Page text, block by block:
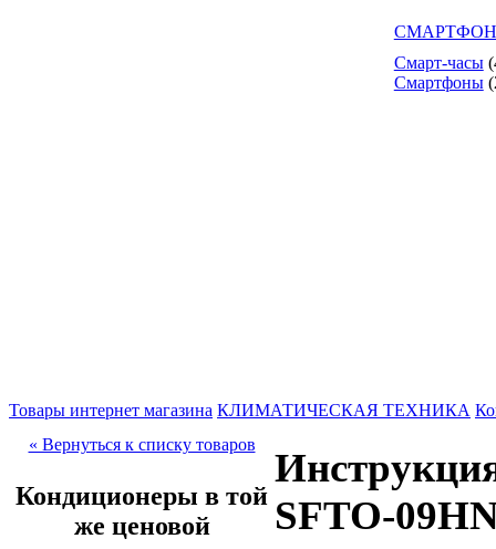
Смарт-часы
Смартфоны
Товары интернет магазина КЛИМАТИЧЕСКАЯ ТЕХНИКА
« Вернуться к списку товаров
Кондиционеры в той
же ценовой
SFTO-